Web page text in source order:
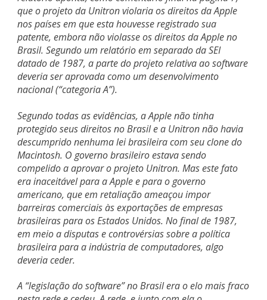
que o projeto da Unitron violaria os direitos da Apple
nos países em que esta houvesse registrado sua
patente, embora não violasse os direitos da Apple no
Brasil. Segundo um relatório em separado da SEI
datado de 1987, a parte do projeto relativa ao software
deveria ser aprovada como um desenvolvimento
nacional (“categoria A”).
Segundo todas as evidências, a Apple não tinha
protegido seus direitos no Brasil e a Unitron não havia
descumprido nenhuma lei brasileira com seu clone do
Macintosh. O governo brasileiro estava sendo
compelido a aprovar o projeto Unitron. Mas este fato
era inaceitável para a Apple e para o governo
americano, que em retaliação ameaçou impor
barreiras comerciais às exportações de empresas
brasileiras para os Estados Unidos. No final de 1987,
em meio a disputas e controvérsias sobre a política
brasileira para a indústria de computadores, algo
deveria ceder.
A “legislação do software” no Brasil era o elo mais fraco